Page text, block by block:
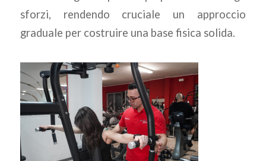
sforzi, rendendo cruciale un approccio
graduale per costruire una base fisica solida.